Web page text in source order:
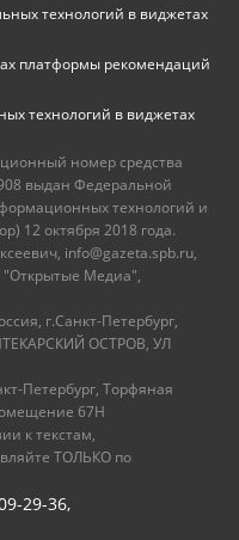
технологий в виджетах
платформы рекомендаций
технологий в виджетах
номер средства
выдан Федеральной
технологий и
12 октября 2018 года.
info@gazeta.spb.ru,
"Открытые Медиа",
г.Санкт-Петербург,
ОСТРОВ, УЛ
Петербург, Торфяная
67Н
к текстам,
ТОЛЬКО по
29-36,